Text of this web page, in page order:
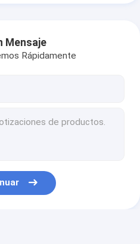
Mensaje
Rápidamente